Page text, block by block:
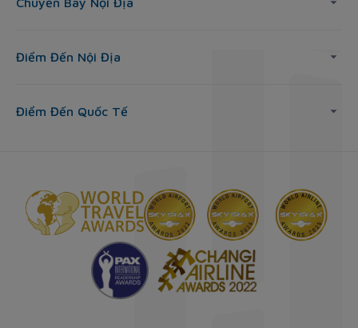
Điểm Đến Nội Địa
Điểm Đến Quốc Tế